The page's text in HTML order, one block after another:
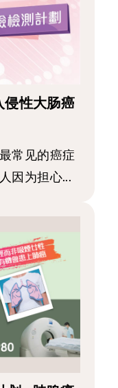
侵性大肠癌
常见的癌症
因为担心...